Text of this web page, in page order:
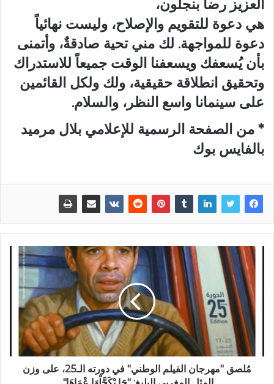
العزيز رضا بنجلون،
هي دعوة للتقويم والإصلاح، وليست نهائياً
دعوة للمواجهة. لك مني تحية صادقةٌ، وأتمنى
بأن يُسعفك ويسعفنا الوقت جميعاً للاستدراك
وتحقيق انطلاقة حقيقية، ولك ولكل القائمين
على سينمانا واسع النظر، والسلام.
* من الصفحة الرسمية للإعلامي بلال مرميد
بالفايس بوك
مُلصق "مهرجان الفيلم الوطني" في دورته الـ25، على وزن